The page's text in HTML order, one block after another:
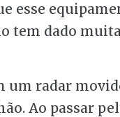
esse
tem dado
um radar
Ao passar